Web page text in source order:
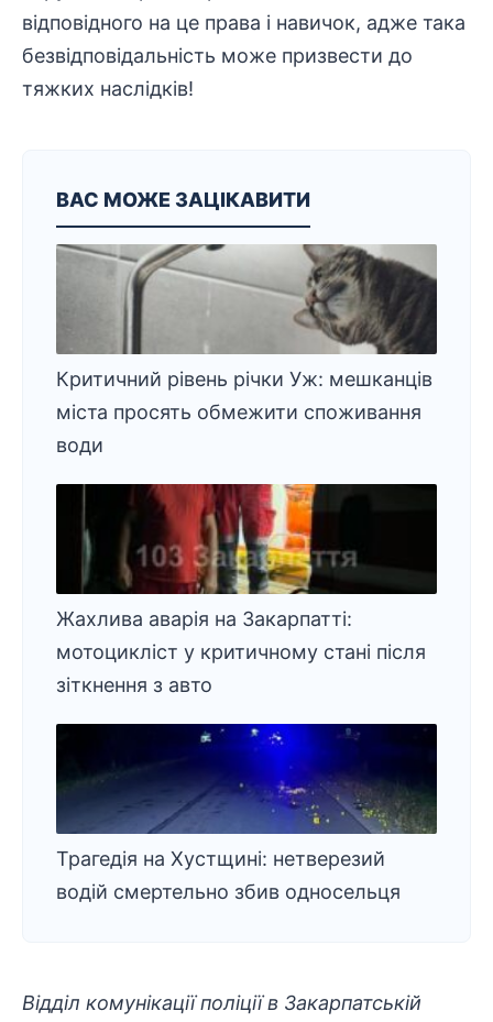
відповідного на це права і навичок, адже така
безвідповідальність може призвести до
тяжких наслідків!
ВАС МОЖЕ ЗАЦІКАВИТИ
Критичний рівень річки Уж: мешканців
міста просять обмежити споживання
води
Жахлива аварія на Закарпатті:
мотоцикліст у критичному стані після
зіткнення з авто
Трагедія на Хустщині: нетверезий
водій смертельно збив односельця
Відділ комунікації поліції в Закарпатській